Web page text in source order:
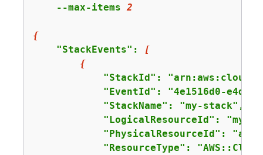
    --max-items
2
{
    "StackEvents":
[
{
"StackId":
"EventId": "4e1516d0-e4d6-
            "StackName": "my-stack",
"LogicalResourceId": "my-
"PhysicalResourceId":
"ResourceType":